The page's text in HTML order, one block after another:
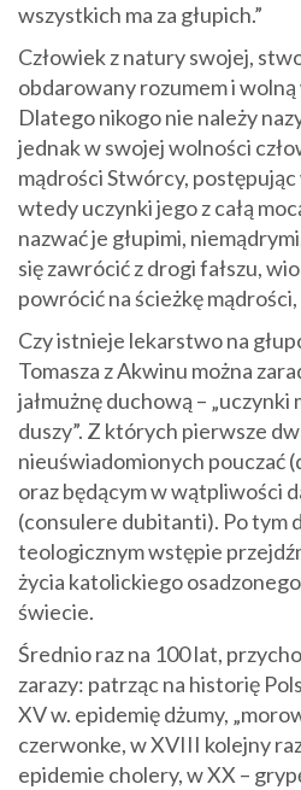
wszystkich ma za głupich.”
Człowiek z natury swojej,
obdarowany rozumem i
Dlatego nikogo nie należy
jednak w swojej wolności
mądrości Stwórcy,
wtedy uczynki jego z całą
nazwać je głupimi,
się zawrócić z drogi fałszu,
powrócić na ścieżkę
Czy istnieje lekarstwo na
Tomasza z Akwinu można
jałmużnę duchową – „uczynki
duszy”. Z których pierwsze
nieuświadomionych pouczać
oraz będącym w wątpliwości
(consulere dubitanti). Po tym
teologicznym wstępie
życia katolickiego
świecie.
Średnio raz na 100 lat,
zarazy: patrząc na historię
XV w. epidemię dżumy,
czerwonke, w XVIII kolejny
epidemie cholery, w XX –